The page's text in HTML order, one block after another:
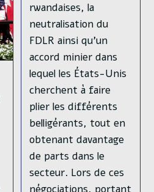
rwandaises, la
neutralisation du
FDLR ainsi qu’un
accord minier dans
lequel les États-Unis
cherchent à faire
plier les différents
belligérants, tout en
obtenant davantage
de parts dans le
secteur. Lors de ces